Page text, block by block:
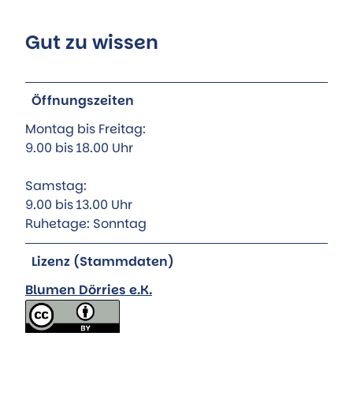
Gut zu wissen
Öffnungszeiten
Montag bis Freitag:
9.00 bis 18.00 Uhr
Samstag:
9.00 bis 13.00 Uhr
Ruhetage: Sonntag
Lizenz (Stammdaten)
Blumen Dörries e.K.